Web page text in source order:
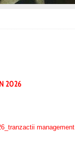
2026
management